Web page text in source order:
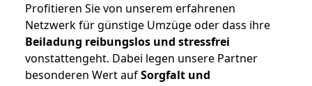
Profitieren Sie von unserem erfahrenen
Netzwerk für günstige Umzüge oder dass ihre
Beiladung reibungslos und stressfrei
vonstattengeht. Dabei legen unsere Partner
besonderen Wert aufSorgfalt und